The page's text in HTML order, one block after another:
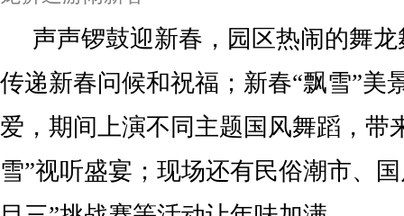
声声锣鼓迎新春，园区热闹的舞
传递新春问候和祝福；新春“飘雪”美
爱，期间上演不同主题国风舞蹈，带
雪”视听盛宴；现场还有民俗潮市、